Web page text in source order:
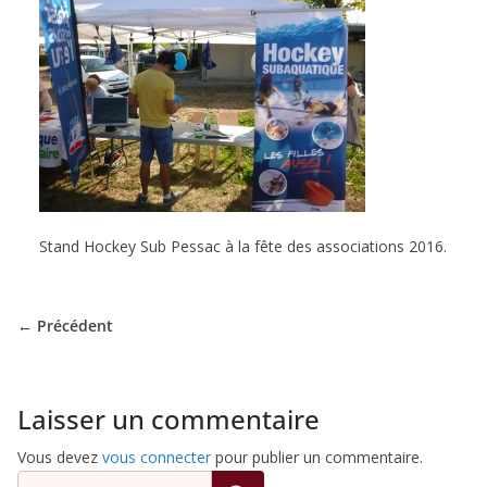
de
Hockey
Subaquatique
de
Pessac
Stand Hockey Sub Pessac à la fête des associations 2016.
← Précédent
Laisser un commentaire
Vous devez vous connecter pour publier un commentaire.